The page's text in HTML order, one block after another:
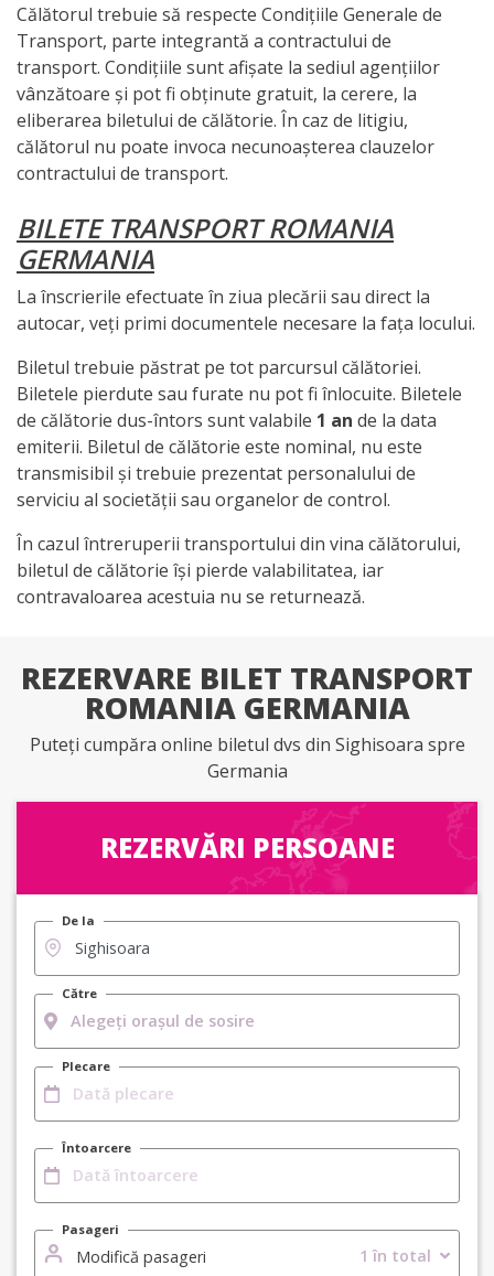
Călătorul trebuie să respecte Condițiile Generale de
Transport, parte integrantă a contractului de
transport. Condițiile sunt afișate la sediul agențiilor
vânzătoare și pot fi obținute gratuit, la cerere, la
eliberarea biletului de călătorie. În caz de litigiu,
călătorul nu poate invoca necunoașterea clauzelor
contractului de transport.
BILETE TRANSPORT ROMANIA
GERMANIA
La înscrierile efectuate în ziua plecării sau direct la
autocar, veți primi documentele necesare la fața locului.
Biletul trebuie păstrat pe tot parcursul călătoriei.
Biletele pierdute sau furate nu pot fi înlocuite. Biletele
de călătorie dus-întors sunt valabile 1 an de la data
emiterii. Biletul de călătorie este nominal, nu este
transmisibil și trebuie prezentat personalului de
serviciu al societății sau organelor de control.
În cazul întreruperii transportului din vina călătorului,
biletul de călătorie își pierde valabilitatea, iar
contravaloarea acestuia nu se returnează.
REZERVARE BILET TRANSPORT
ROMANIA GERMANIA
Puteți cumpăra online biletul dvs din Sighisoara spre
Germania
REZERVĂRI PERSOANE
De la
Către
Plecare
Întoarcere
Pasageri
Modifică pasageri 1 în total